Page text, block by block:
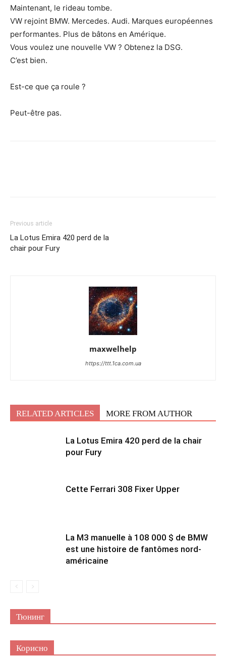
Maintenant, le rideau tombe.
VW rejoint BMW. Mercedes. Audi. Marques européennes
performantes. Plus de bâtons en Amérique.
Vous voulez une nouvelle VW ? Obtenez la DSG.
C’est bien.
Est-ce que ça roule ?
Peut-être pas.
Previous article
La Lotus Emira 420 perd de la
chair pour Fury
maxwelhelp
https://ttt.1ca.com.ua
RELATED ARTICLES MORE FROM AUTHOR
La Lotus Emira 420 perd de la chair
pour Fury
Cette Ferrari 308 Fixer Upper
La M3 manuelle à 108 000 $ de BMW
est une histoire de fantômes nord-
américaine
Тюнинг
Корисно